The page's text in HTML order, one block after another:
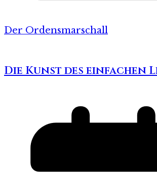
Der Ordensmarschall
Die Kunst des einfachen